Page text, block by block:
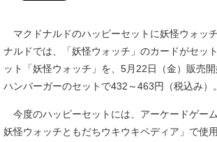
マクドナルドのハッピーセットに妖怪ウォッ
ナルドでは、「妖怪ウォッチ」のカードがセッ
ット「妖怪ウォッチ」を、5月22日（金）販売
ハンバーガーのセットで432～463円（税込み）。
今度のハッピーセットには、アーケードゲー
妖怪ウォッチともだちウキウキペディア」で使